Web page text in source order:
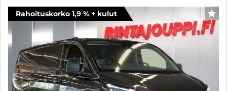
Rahoituskorko 1,9 % + kulut